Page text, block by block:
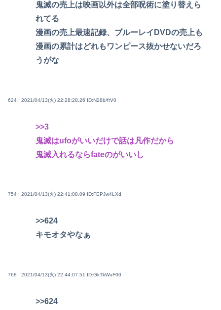
鬼滅の売上は映画以外は全部呪術に塗り替えら
れてる
漫画の売上最速記録、ブルーレイDVDの売上も
漫画の累計はどれもワンピース抜かせないだろ
うがな
624 : 2021/04/13(火) 22:28:28.26 ID:N28b/frV0
>>3
鬼滅はufoがいいだけで話は凡作だから
鬼滅入れるならfateのがいいし
754 : 2021/04/13(火) 22:41:08.09 ID:FEPJw4LXd
>>624
キモオタやなぁ
768 : 2021/04/13(火) 22:44:07.51 ID:GkTkWuF00
>>624